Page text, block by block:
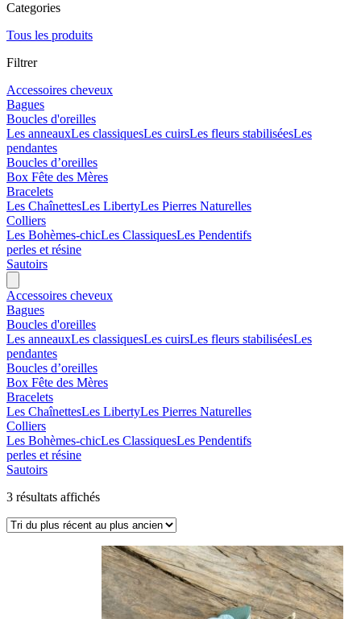
Categories
Tous les produits
Filtrer
Accessoires cheveux
Bagues
Boucles d'oreilles
Les anneauxLes classiquesLes cuirsLes fleurs stabiliséesLes
pendantes
Boucles d’oreilles
Box Fête des Mères
Bracelets
Les ChaînettesLes LibertyLes Pierres Naturelles
Colliers
Les Bohèmes-chicLes ClassiquesLes Pendentifs
perles et résine
Sautoirs
Accessoires cheveux
Bagues
Boucles d'oreilles
Les anneauxLes classiquesLes cuirsLes fleurs stabiliséesLes
pendantes
Boucles d’oreilles
Box Fête des Mères
Bracelets
Les ChaînettesLes LibertyLes Pierres Naturelles
Colliers
Les Bohèmes-chicLes ClassiquesLes Pendentifs
perles et résine
Sautoirs
3 résultats affichésTrié
plus
au
plus
ancien